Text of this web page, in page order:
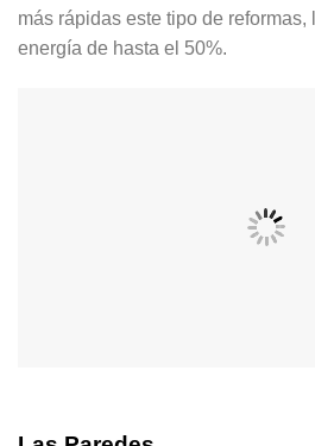
más rápidas este tipo de reformas,
energía de hasta el 50%.